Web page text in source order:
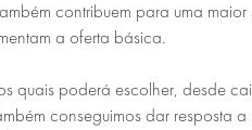
contribuem para uma maior
a oferta básica.
quais poderá escolher, desde
conseguimos dar resposta a